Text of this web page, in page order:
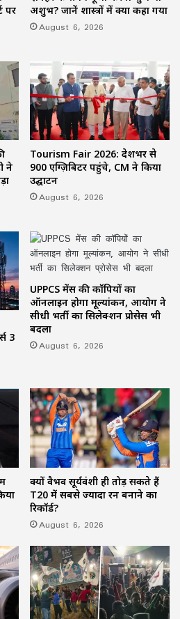
पर
अशुभ? जानें शास्त्रों में क्या कहा गया
August 6, 2026
ने
Tourism Fair 2026: देशभर से
900 एग्ज़िबिटर पहुंचे, CM ने किया
उद्घाटन
August 6, 2026
3
UPPCS मेंस की कॉपियों का
ऑनलाइन होगा मूल्यांकन, आयोग ने
सीधी भर्ती का सिलेक्शन प्रोसेस भी
बदला
August 6, 2026
क्यों वैभव सूर्यवंशी ही तोड़ सकते हैं
T20 में सबसे ज्यादा रन बनाने का
रिकॉर्ड?
August 6, 2026